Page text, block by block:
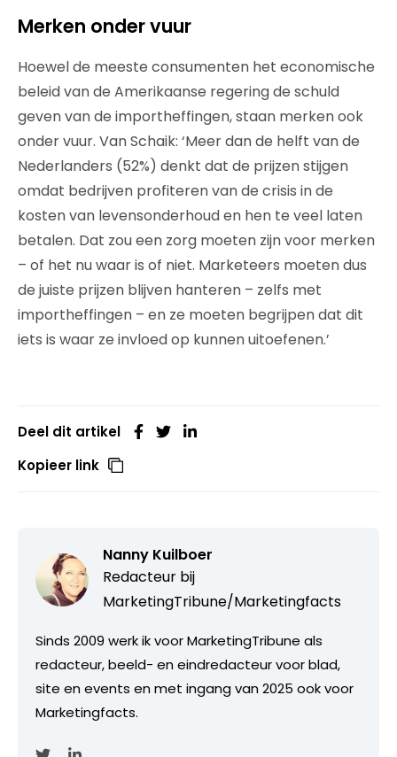
Merken onder vuur
Hoewel de meeste consumenten het economische
beleid van de Amerikaanse regering de schuld
geven van de importheffingen, staan merken ook
onder vuur. Van Schaik: ‘Meer dan de helft van de
Nederlanders (52%) denkt dat de prijzen stijgen
omdat bedrijven profiteren van de crisis in de
kosten van levensonderhoud en hen te veel laten
betalen. Dat zou een zorg moeten zijn voor merken
– of het nu waar is of niet. Marketeers moeten dus
de juiste prijzen blijven hanteren – zelfs met
importheffingen – en ze moeten begrijpen dat dit
iets is waar ze invloed op kunnen uitoefenen.’
Deel dit artikel
Kopieer link
Nanny Kuilboer
Redacteur bij
MarketingTribune/Marketingfacts
Sinds 2009 werk ik voor MarketingTribune als
redacteur, beeld- en eindredacteur voor blad,
site en events en met ingang van 2025 ook voor
Marketingfacts.